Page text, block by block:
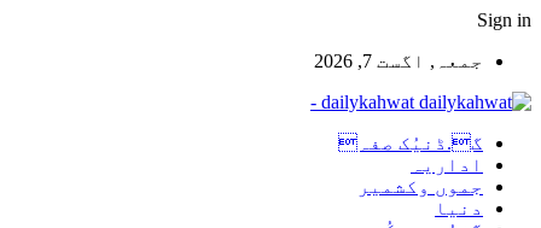
Sign in
جمعہ, اگست 7, 2026
dailykahwat -
گ.ڈنیُک صفہ
اداریہ
جموں وکشمیر
دنیا